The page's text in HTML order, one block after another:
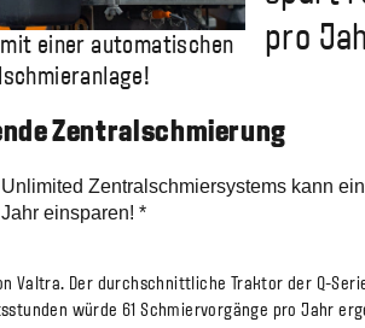
einer automatischen
pro
Zentralschmierung
Zentralschmiersystems kann
einsparen! *
Valtra. Der durchschnittliche Traktor der Q-
würde 61 Schmiervorgänge pro Jahr